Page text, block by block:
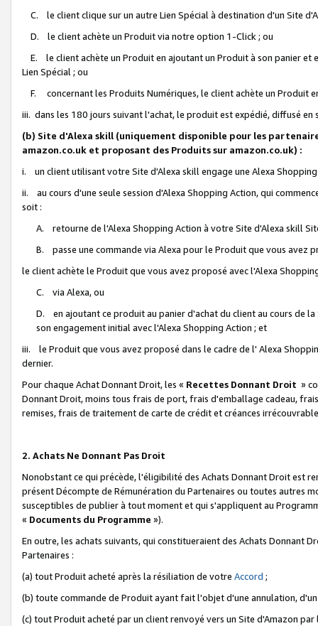
C. le client clique sur un autre Lien Spécial à destination d'un Site
D. le client achète un Produit via notre option 1-Click ; ou
E. le client achète un Produit en ajoutant un Produit à son panier et
Lien Spécial ; ou
F. concernant les Produits Numériques, le client achète un Produit
iii. dans les 180 jours suivant l'achat, le produit est expédié, diffusé
(b) Site d'Alexa skill (uniquement disponible pour les
amazon.co.uk et proposant des Produits sur amazon.co.uk) :
i. un client utilisant votre Site d'Alexa skill engage une Alexa
ii. au cours d'une seule session d'Alexa Shopping Action, qui
soit :
A. retourne de l'Alexa Shopping Action à votre Site d'Alexa skill
B. passe une commande via Alexa pour le Produit que vous avez
le client achète le Produit que vous avez proposé avec l'Alexa
C. via Alexa, ou
D. en ajoutant ce produit au panier d'achat du client au cours de
son engagement initial avec l'Alexa Shopping Action ; et
iii. le Produit que vous avez proposé dans le cadre de l' Alexa
dernier.
Pour chaque Achat Donnant Droit, les « Recettes Donnant Droit »
Donnant Droit, moins tous frais de port, frais d'emballage cadeau,
remises, frais de traitement de carte de crédit et créances
2. Achats Ne Donnant Pas Droit
Nonobstant ce qui précède, l'éligibilité des Achats Donnant Droit est
présent Décompte de Rémunération du Partenaires ou toutes autres
susceptibles de publier à tout moment et qui s'appliquent au
« Documents du Programme »).
En outre, les achats suivants, qui constitueraient des Achats Donnant
Partenaires :
(a) tout Produit acheté après la résiliation de votre Accord ;
(b) toute commande de Produit ayant fait l'objet d'une annulation,
(c) tout Produit acheté par un client renvoyé vers un Site d'Amazon